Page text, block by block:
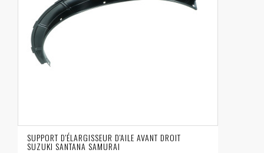
SUPPORT D'ÉLARGISSEUR D'AILE AVANT DROIT
SUZUKI SANTANA SAMURAI